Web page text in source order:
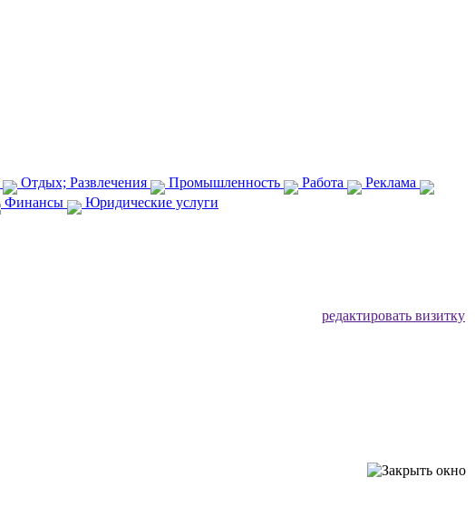
Отдых; Развлечения Промышленность Работа
Реклама
Финансы Юридические услуги
редактировать визитку